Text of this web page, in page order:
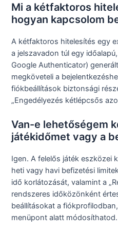
Mi a kétfaktoros
hogyan kapcsolom
A kétfaktoros hitelesítés egy
a jelszavadon túl egy
Google Authenticator)
megköveteli a
fiókbeállítások biztonsági
„Engedélyezés kétlépcsős
Van-e lehetőségem
játékidőmet vagy a
Igen. A felelős játék eszközei
heti vagy havi befizetési
idő korlátozását, valamint a
rendszeres időközönként
beállításokat a
menüpont alatt módosíthatod.